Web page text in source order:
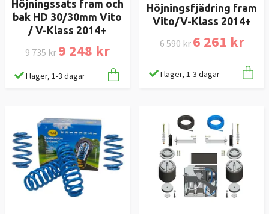
Höjningssats fram och
bak HD 30/30mm Vito
/ V-Klass 2014+
9 735 kr 9 248 kr
I lager, 1-3 dagar
Höjningsfjädring fram
Vito/V-Klass 2014+
6 590 kr 6 261 kr
I lager, 1-3 dagar